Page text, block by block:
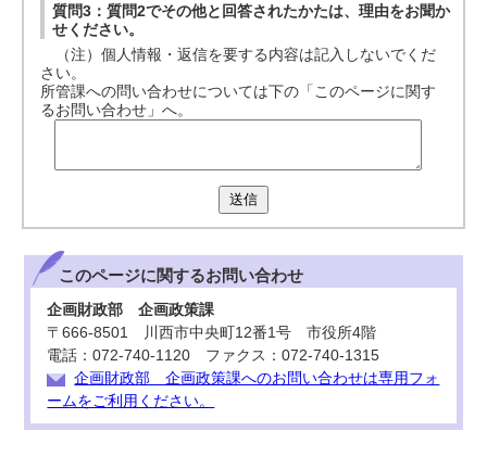
質問3：質問2でその他と回答されたかたは、理由をお聞か
せください。
（注）個人情報・返信を要する内容は記入しないでくだ
さい。
所管課への問い合わせについては下の「このページに関す
るお問い合わせ」へ。
送信
このページに関するお問い合わせ
企画財政部 企画政策課
〒666-8501 川西市中央町12番1号 市役所4階
電話：072-740-1120 ファクス：072-740-1315
企画財政部 企画政策課へのお問い合わせは専用フォ
ームをご利用ください。